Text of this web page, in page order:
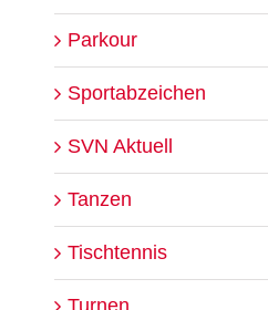
Parkour
Sportabzeichen
SVN Aktuell
Tanzen
Tischtennis